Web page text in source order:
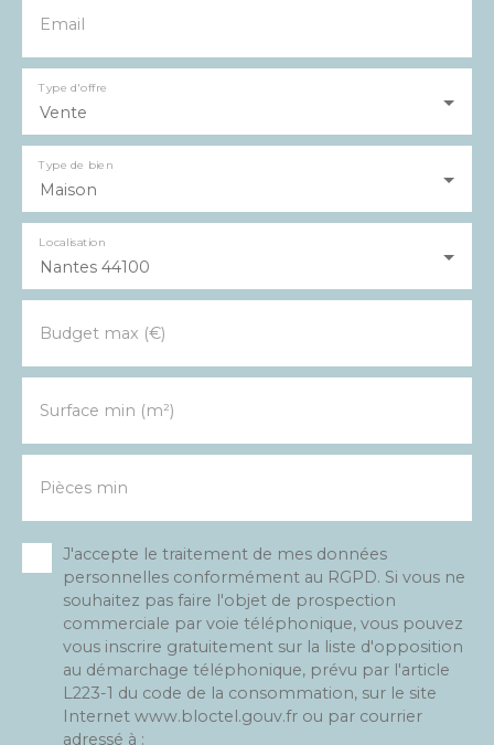
Email
Vente
Type d'offre
Maison
Type de bien
Nantes 44100
Localisation
Budget max (€)
Surface min (m²)
Pièces min
J'accepte le traitement de mes données
personnelles conformément au RGPD. Si vous ne
souhaitez pas faire l'objet de prospection
commerciale par voie téléphonique, vous pouvez
vous inscrire gratuitement sur la liste d'opposition
au démarchage téléphonique, prévu par l'article
L223-1 du code de la consommation, sur le site
Internet www.bloctel.gouv.fr ou par courrier
adressé à :